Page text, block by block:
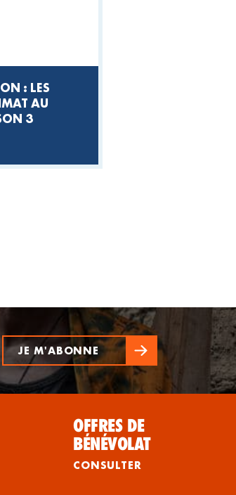
: LES
AU
3
JE M'ABONNE
OFFRES DE
BÉNÉVOLAT
CONSULTER